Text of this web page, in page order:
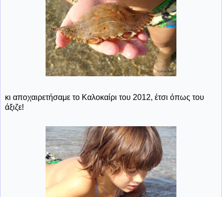
κι αποχαιρετήσαμε το Καλοκαίρι του 2012, έτσι όπως του
άξιζε!